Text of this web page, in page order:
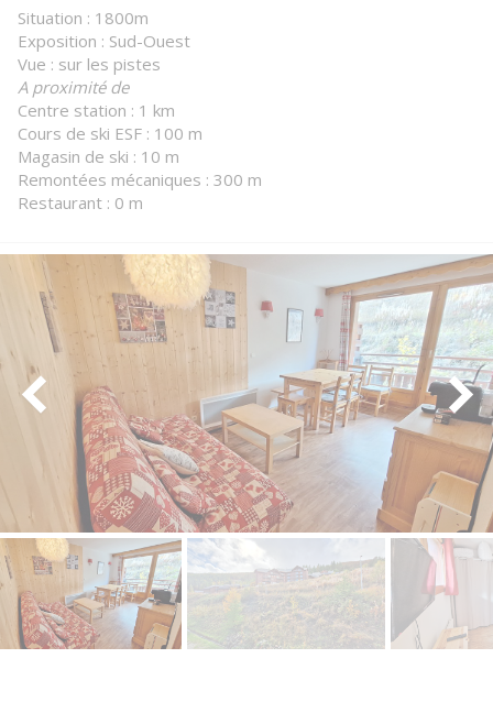
Situation : 1800m
Exposition : Sud-Ouest
Vue : sur les pistes
A proximité de
Centre station : 1 km
Cours de ski ESF : 100 m
Magasin de ski : 10 m
Remontées mécaniques : 300 m
Restaurant : 0 m